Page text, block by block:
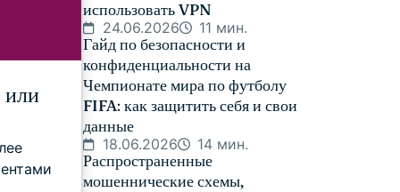
или
использовать VPN
24.06.2026 11 мин.
Гайд по безопасности и
конфиденциальности на
Чемпионате мира по футболу
FIFA: как защитить себя и свои
данные
18.06.2026 14 мин.
Распространенные
мошеннические схемы,